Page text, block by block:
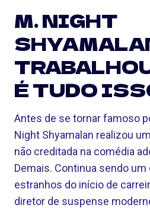
M. NIGHT
É TUDO
Antes de se tornar famoso
Night Shyamalan realizou
não creditada na comédia
Demais. Continua sendo
estranhos do início de
diretor de suspense